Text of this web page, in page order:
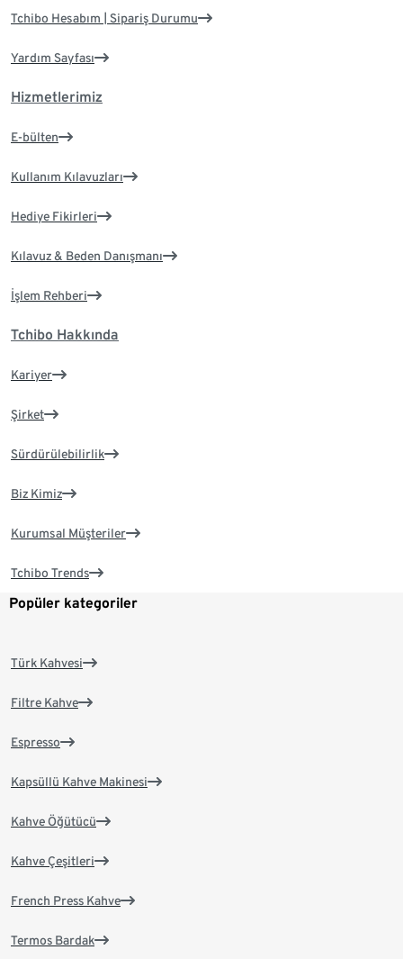
Tchibo Hesabım | Sipariş Durumu
Yardım Sayfası
Hizmetlerimiz
E-bülten
Kullanım Kılavuzları
Hediye Fikirleri
Kılavuz & Beden Danışmanı
İşlem Rehberi
Tchibo Hakkında
Kariyer
Şirket
Sürdürülebilirlik
Biz Kimiz
Kurumsal Müşteriler
Tchibo Trends
Popüler kategoriler
Türk Kahvesi
Filtre Kahve
Espresso
Kapsüllü Kahve Makinesi
Kahve Öğütücü
Kahve Çeşitleri
French Press Kahve
Termos Bardak